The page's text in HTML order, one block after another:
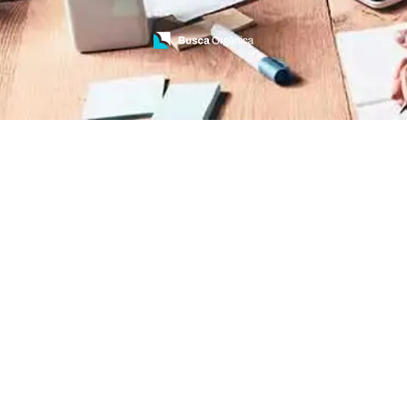
Treinamento de Brigada
Treinamento de Brigada de Emergência
Treinamento de Brigada de Incêndio
Treinamento de Brigada de Incêndio Valor
Treinamento de Brigadista de Incêndio
Treinamento de Combate a Incêndio NR 23